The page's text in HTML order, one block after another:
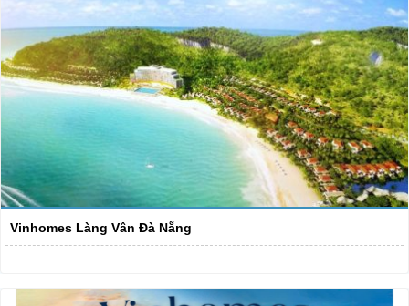
Vinhomes Làng Vân Đà Nẵng